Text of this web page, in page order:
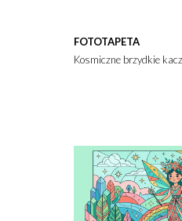
FOTOTAPETA
Kosmiczne brzydkie